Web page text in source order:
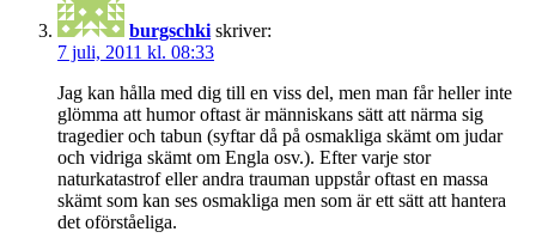
burgschki skriver:
7 juli, 2011 kl. 08:33
Jag kan hålla med dig till en viss del, men man får heller inte
glömma att humor oftast är människans sätt att närma sig
tragedier och tabun (syftar då på osmakliga skämt om judar
och vidriga skämt om Engla osv.). Efter varje stor
naturkatastrof eller andra trauman uppstår oftast en massa
skämt som kan ses osmakliga men som är ett sätt att hantera
det oförståeliga.